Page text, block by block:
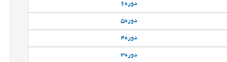
دوره6
دوره5
دوره4
دوره3